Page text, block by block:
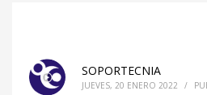
SOPORTECNIA
JUEVES, 20 ENERO 2022 /